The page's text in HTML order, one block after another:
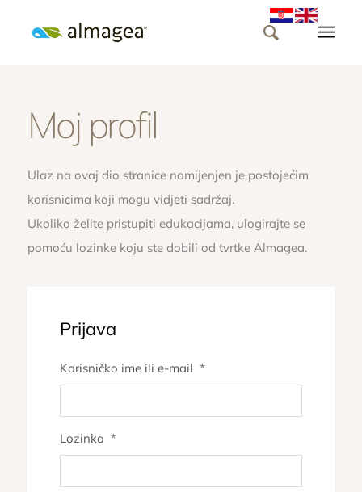
Moj profil
Ulaz na ovaj dio stranice namijenjen je postojećim
korisnicima koji mogu vidjeti sadržaj.
Ukoliko želite pristupiti edukacijama, ulogirajte se
pomoću lozinke koju ste dobili od tvrtke Almagea.
Prijava
Korisničko ime ili e-mail *
Lozinka *